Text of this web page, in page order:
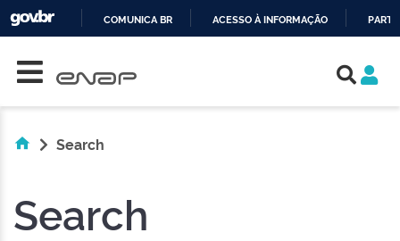
COMUNICA BR ACESSO À INFORMAÇÃO
Search
Search